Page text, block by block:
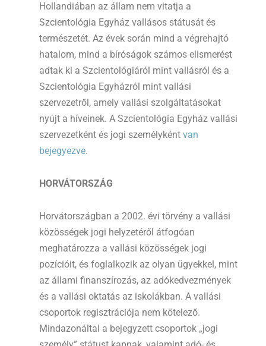
Hollandiában az állam nem vitatja a
Szcientológia Egyház vallásos státusát és
természetét. Az évek során mind a végrehajtó
hatalom, mind a bíróságok számos elismerést
adtak ki a Szcientológiáról mint vallásról és a
Szcientológia Egyházról mint vallási
szervezetről, amely vallási szolgáltatásokat
nyújt a híveinek. A Szcientológia Egyház vallási
szervezetként és jogi személyként van
bejegyezve.
HORVÁTORSZÁG
Horvátországban a 2002. évi törvény a vallási
közösségek jogi helyzetéről átfogóan
meghatározza a vallási közösségek jogi
pozícióit, és foglalkozik az olyan ügyekkel, mint
az állami finanszírozás, az adókedvezmények
és a vallási oktatás az iskolákban. A vallási
csoportok regisztrációja nem kötelező.
Mindazonáltal a bejegyzett csoportok „jogi